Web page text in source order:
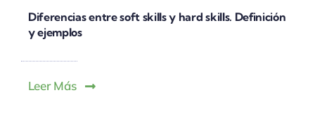
Diferencias entre soft skills y hard skills. Definición
y ejemplos
Leer Más